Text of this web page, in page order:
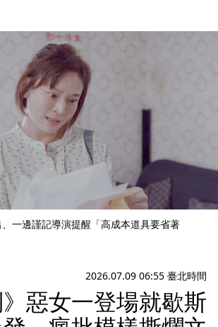
一邊謹記導演提醒「高成本道具要省著
2026.07.09 06:55 臺北時間
》惡女一登場就歇斯